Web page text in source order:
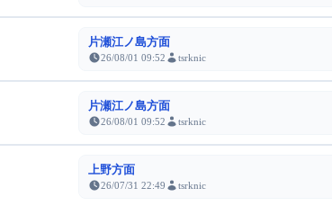
片瀬江ノ島方面
26/08/01 09:52 tsrknic
片瀬江ノ島方面
26/08/01 09:52 tsrknic
上野方面
26/07/31 22:49 tsrknic